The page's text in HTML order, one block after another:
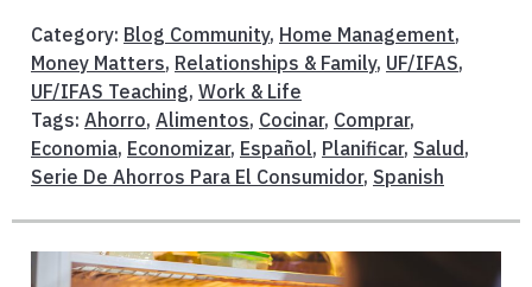
Category: Blog Community, Home Management,
Money Matters, Relationships & Family, UF/IFAS,
UF/IFAS Teaching, Work & Life
Tags: Ahorro, Alimentos, Cocinar, Comprar,
Economia, Economizar, Español, Planificar, Salud ,
Serie De Ahorros Para El Consumidor, Spanish